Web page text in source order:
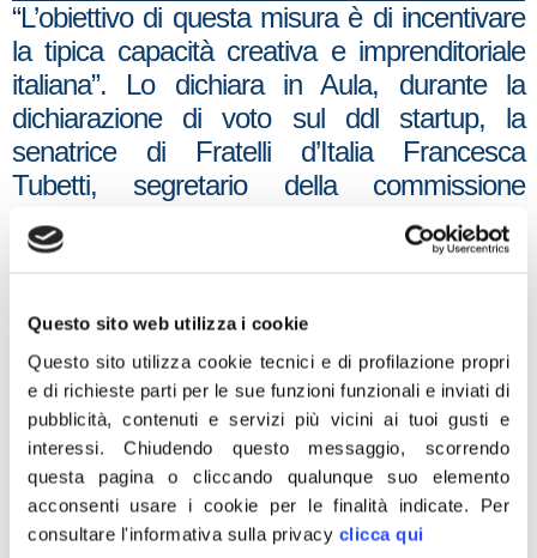
Questo sito web utilizza i cookie
Questo sito utilizza cookie tecnici e di profilazione propri
e di richieste parti per le sue funzioni funzionali e inviati di
pubblicità, contenuti e servizi più vicini ai tuoi gusti e
interessi.Chiudendo questo messaggio, scorrendo
questa pagina o cliccando qualunque suo elemento
acconsenti usare i cookie per le finalità indicate. Per
consultare l'informativa sulla privacy clicca qui
“L’obiettivo di questa misura è di incentivare
la tipica capacità creativa e imprenditoriale
italiana”. Lo dichiara in Aula, durante la
dichiarazione di voto sul ddl startup, la
senatrice di Fratelli d’Italia Francesca
Tubetti, segretario della commissione
Finanze.
realizzazione dei propri progetti e guardare al
futuro. È per questo che la misura al voto è
parte di un disegno politico più ampio, che va
dalla riforma fiscale ai provvedimenti in
materia di concorrenza. Il genio
imprenditoriale italiano – osserva ancora – è
ciò che nel tempo ci ha reso quello che